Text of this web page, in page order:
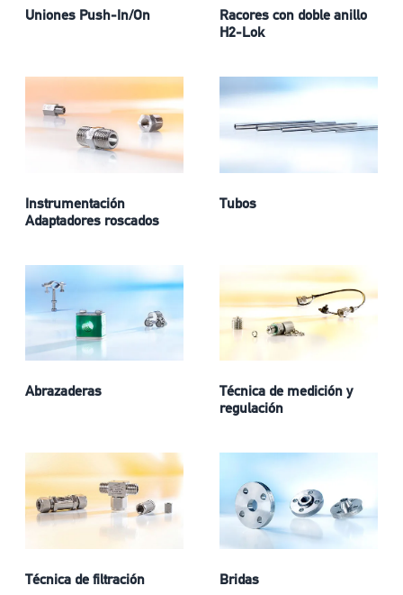
Uniones Push-In/On
Racores con doble anillo
H2-Lok
Instrumentación
Adaptadores roscados
Tubos
Abrazaderas
Técnica de medición y
regulación
Técnica de filtración Bridas